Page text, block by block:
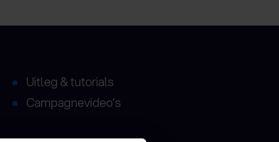
Uitleg & tutorials
Campagnevideo’s